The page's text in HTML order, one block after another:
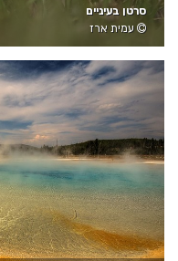
סרטן בעיניים
עמית ארז